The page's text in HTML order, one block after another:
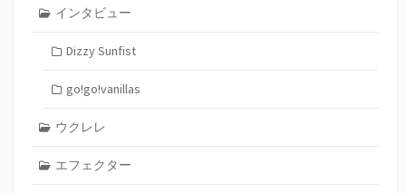
インタビュー
Dizzy Sunfist
go!go!vanillas
ウクレレ
エフェクター